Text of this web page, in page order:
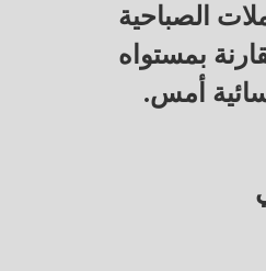
الصباحية
7-10-2025، مقارنة بمستواه
أمس.